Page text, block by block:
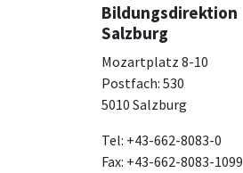
Bildungsdirektion
Salzburg
Mozartplatz 8-10
Postfach: 530
5010 Salzburg
Tel: +43-662-8083-0
Fax: +43-662-8083-1099